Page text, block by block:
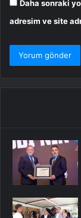
Daha sonraki
adresim ve site